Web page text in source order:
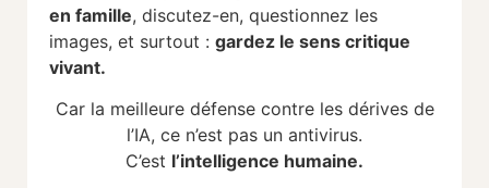
en famille, discutez-en, questionnez les
images, et surtout : gardez le sens critique
vivant.
Car la meilleure défense contre les dérives de
l’IA, ce n’est pas un antivirus.
C’est l’intelligence humaine.